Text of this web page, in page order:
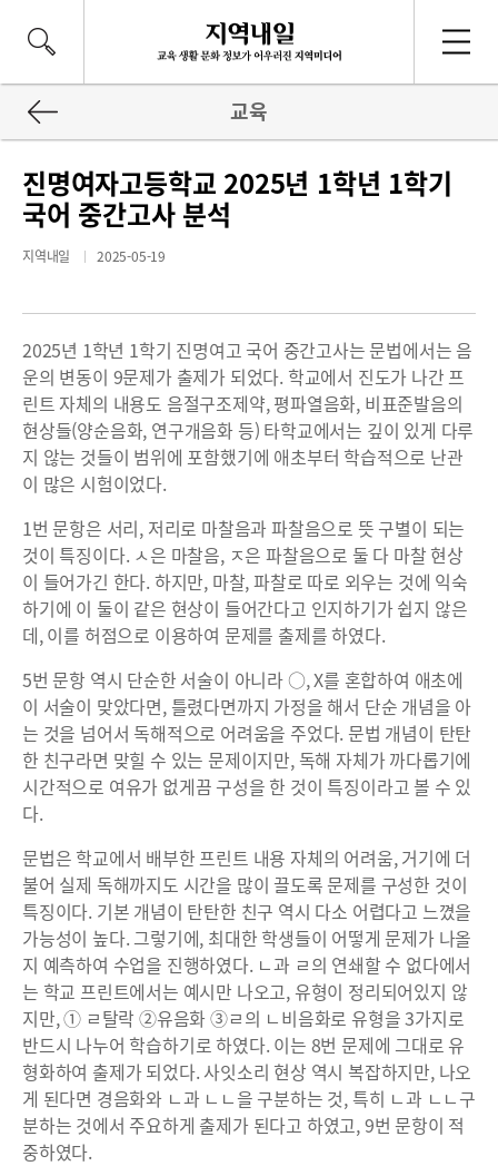
교육
진명여자고등학교 2025년 1학년 1학기
국어 중간고사 분석
지역내일 2025-05-19
2025년 1학년 1학기 진명여고 국어 중간고사는 문법에서는 음
운의 변동이 9문제가 출제가 되었다. 학교에서 진도가 나간 프
린트 자체의 내용도 음절구조제약, 평파열음화, 비표준발음의
현상들(양순음화, 연구개음화 등) 타학교에서는 깊이 있게 다루
지 않는 것들이 범위에 포함했기에 애초부터 학습적으로 난관
이 많은 시험이었다.
1번 문항은 서리, 저리로 마찰음과 파찰음으로 뜻 구별이 되는
것이 특징이다. ㅅ은 마찰음, ㅈ은 파찰음으로 둘 다 마찰 현상
이 들어가긴 한다. 하지만, 마찰, 파찰로 따로 외우는 것에 익숙
하기에 이 둘이 같은 현상이 들어간다고 인지하기가 쉽지 않은
데, 이를 허점으로 이용하여 문제를 출제를 하였다.
5번 문항 역시 단순한 서술이 아니라 ○, X를 혼합하여 애초에
이 서술이 맞았다면, 틀렸다면까지 가정을 해서 단순 개념을 아
는 것을 넘어서 독해적으로 어려움을 주었다. 문법 개념이 탄탄
한 친구라면 맞힐 수 있는 문제이지만, 독해 자체가 까다롭기에
시간적으로 여유가 없게끔 구성을 한 것이 특징이라고 볼 수 있
다.
문법은 학교에서 배부한 프린트 내용 자체의 어려움, 거기에 더
불어 실제 독해까지도 시간을 많이 끌도록 문제를 구성한 것이
특징이다. 기본 개념이 탄탄한 친구 역시 다소 어렵다고 느꼈을
가능성이 높다. 그렇기에, 최대한 학생들이 어떻게 문제가 나올
지 예측하여 수업을 진행하였다. ㄴ과 ㄹ의 연쇄할 수 없다에서
는 학교 프린트에서는 예시만 나오고, 유형이 정리되어있지 않
지만, ① ㄹ탈락 ②유음화 ③ㄹ의 ㄴ비음화로 유형을 3가지로
반드시 나누어 학습하기로 하였다. 이는 8번 문제에 그대로 유
형화하여 출제가 되었다. 사잇소리 현상 역시 복잡하지만, 나오
게 된다면 경음화와 ㄴ과 ㄴㄴ을 구분하는 것, 특히 ㄴ과 ㄴㄴ구
분하는 것에서 주요하게 출제가 된다고 하였고, 9번 문항이 적
중하였다.